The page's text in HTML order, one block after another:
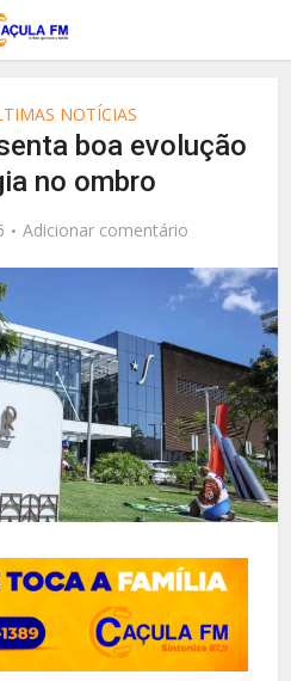
NOTÍCIAS
boa evolução
no ombro
Adicionar comentário